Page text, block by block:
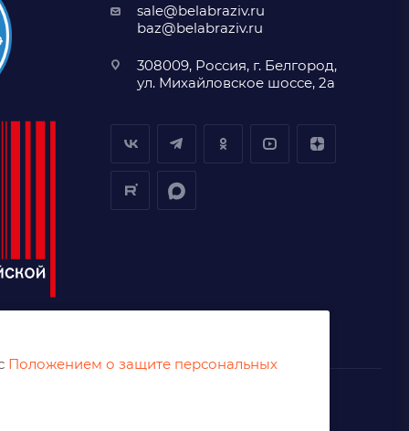
sale@belabraziv.ru
baz@belabraziv.ru
308009, Россия, г. Белгород,
ул. Михайловское шоссе, 2а
Положением о защите персональных